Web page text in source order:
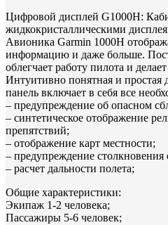
Цифровой дисплей G1000H:
жидкокристаллическими
Авионика Garmin 1000H
информацию и даже больше.
облегчает работу пилота и
Интуитивно понятная и простая
панель включает в себя все
– предупреждение об опасном
– синтетическое отображение
препятствий;
– отображение карт местности;
– предупреждение столкновения
– расчет дальности полета;
Общие характеристики:
Экипаж 1-2 человека;
Пассажиры 5-6 человек;